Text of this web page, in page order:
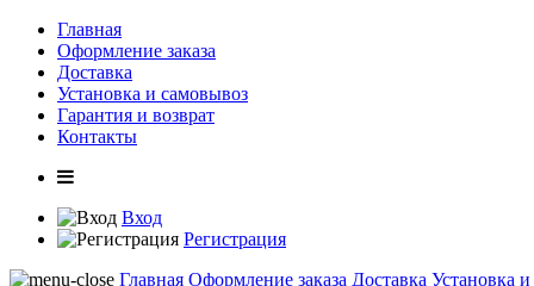
Главная
Оформление заказа
Доставка
Установка и самовывоз
Гарантия и возврат
Контакты
Вход
Регистрация
Главная Оформление заказа Доставка Установка